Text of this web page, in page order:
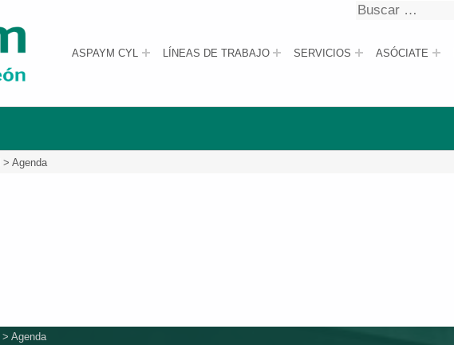
ASPAYM Castilla y León
ASPAYM CYL LÍNEAS DE TRABAJO SERVICIOS ASÓCIATE
Buscar
>Agenda
> Agenda